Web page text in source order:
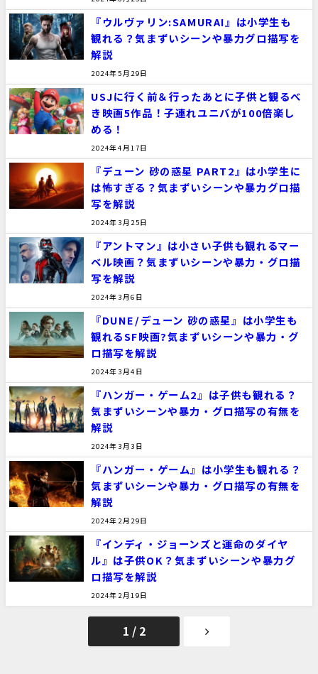
『ウルヴァリン:SAMURAI』は小学生も
観れる？気まずいシーンや暴力グロ描写を
解説
2024年5月29日
USJに行く前＆行ったあとに子供と観るべ
き映画5作品！子連れユニバが100倍楽し
める！
2024年4月17日
『デューン 砂の惑星 PART2』は小学生に
は怖すぎる？気まずいシーンや暴力グロ描
写を解説
2024年3月25日
『アントマン』は小さい子供も観れるマー
ベル映画？気まずいシーンや暴力・グロ描
写を解説
2024年3月6日
『DUNE/デューン 砂の惑星』は小学生も
観れるSF映画?気まずいシーンや暴力・グ
ロ描写を解説
2024年3月4日
『ハンガー・ゲーム2』は子供も観れる？
気まずいシーンや暴力・グロ描写の有無を
解説
2024年3月3日
『ハンガー・ゲーム』は小学生も観れる？
気まずいシーンや暴力・グロ描写の有無を
解説
2024年2月29日
『インディ・ジョーンズと運命のダイヤ
ル』は子供OK？気まずいシーンや暴力グ
ロ描写を解説
2024年2月19日
1 / 2